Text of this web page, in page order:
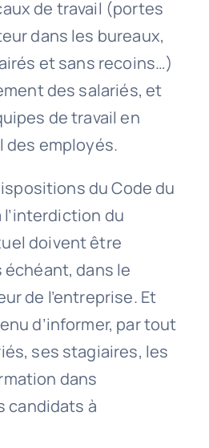
de travail (portes
dans les bureaux,
et sans recoins…)
des salariés, et
de travail en
employés.
du Code du
du
doivent être
dans le
de l’entreprise. Et
d’informer, par tout
ses stagiaires, les
dans
candidats à